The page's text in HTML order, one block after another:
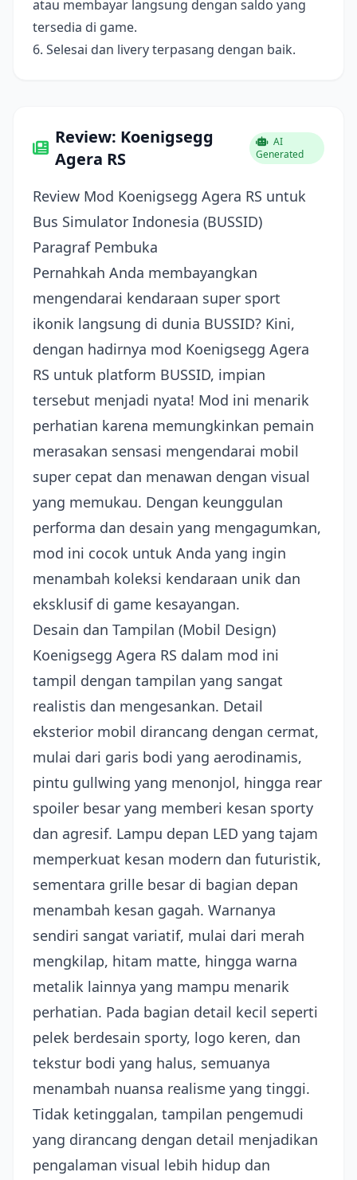
atau membayar langsung dengan saldo yang
tersedia di game.
6. Selesai dan livery terpasang dengan baik.
Review: Koenigsegg
Agera RS
AI
Generated
Review Mod Koenigsegg Agera RS untuk
Bus Simulator Indonesia (BUSSID)
Paragraf Pembuka
Pernahkah Anda membayangkan
mengendarai kendaraan super sport
ikonik langsung di dunia BUSSID? Kini,
dengan hadirnya mod Koenigsegg Agera
RS untuk platform BUSSID, impian
tersebut menjadi nyata! Mod ini menarik
perhatian karena memungkinkan pemain
merasakan sensasi mengendarai mobil
super cepat dan menawan dengan visual
yang memukau. Dengan keunggulan
performa dan desain yang mengagumkan,
mod ini cocok untuk Anda yang ingin
menambah koleksi kendaraan unik dan
eksklusif di game kesayangan.
Desain dan Tampilan (Mobil Design)
Koenigsegg Agera RS dalam mod ini
tampil dengan tampilan yang sangat
realistis dan mengesankan. Detail
eksterior mobil dirancang dengan cermat,
mulai dari garis bodi yang aerodinamis,
pintu gullwing yang menonjol, hingga rear
spoiler besar yang memberi kesan sporty
dan agresif. Lampu depan LED yang tajam
memperkuat kesan modern dan futuristik,
sementara grille besar di bagian depan
menambah kesan gagah. Warnanya
sendiri sangat variatif, mulai dari merah
mengkilap, hitam matte, hingga warna
metalik lainnya yang mampu menarik
perhatian. Pada bagian detail kecil seperti
pelek berdesain sporty, logo keren, dan
tekstur bodi yang halus, semuanya
menambah nuansa realisme yang tinggi.
Tidak ketinggalan, tampilan pengemudi
yang dirancang dengan detail menjadikan
pengalaman visual lebih hidup dan